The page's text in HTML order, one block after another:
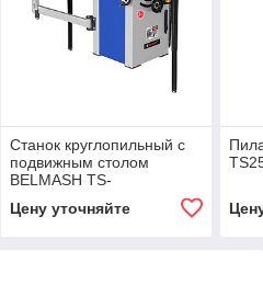
Станок круглопильный с
подвижным столом
BELMASH TS-
Цену уточняйте